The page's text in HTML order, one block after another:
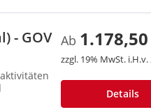
- GOV Ab
zzgl. 19% MwSt. i.H.v.
Details